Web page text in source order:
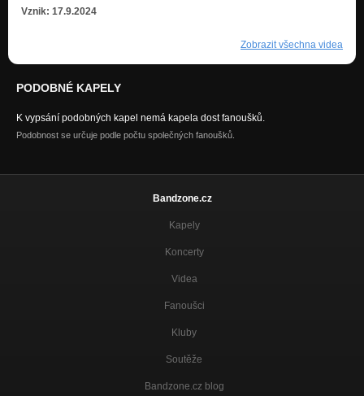
Vznik: 17.9.2024
Zobrazit všechna videa
PODOBNÉ KAPELY
K vypsání podobných kapel nemá kapela dost fanoušků.
Podobnost se určuje podle počtu společných fanoušků.
Bandzone.cz
Kapely
Koncerty
Videa
Fanoušci
Kluby
Soutěže
Bandzone.cz blog